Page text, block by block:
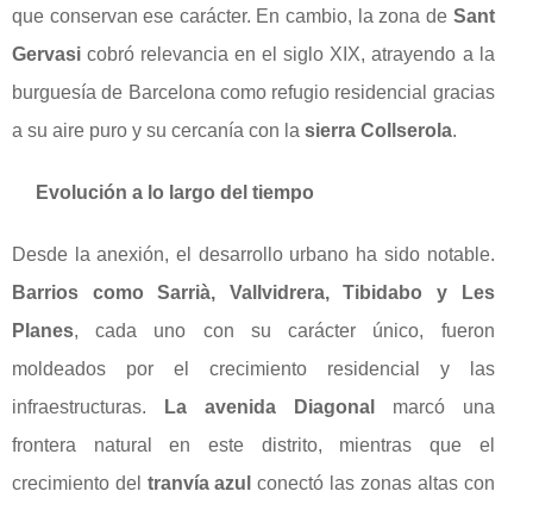
que conservan ese carácter. En cambio, la zona de Sant
Gervasi cobró relevancia en el siglo XIX, atrayendo a la
burguesía de Barcelona como refugio residencial gracias
a su aire puro y su cercanía con la sierra Collserola.
Evolución a lo largo del tiempo
Desde la anexión, el desarrollo urbano ha sido notable.
Barrios como Sarrià, Vallvidrera, Tibidabo y Les
Planes, cada uno con su carácter único, fueron
moldeados por el crecimiento residencial y las
infraestructuras.
La avenida Diagonal
marcó una
frontera natural en este distrito, mientras que el
crecimiento del tranvía azul conectó las zonas altas con